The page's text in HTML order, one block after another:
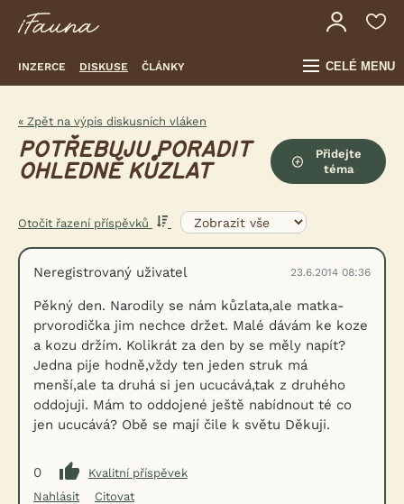
INZERCE DISKUSE ČLÁNKY CELÉ MENU
« Zpět na výpis diskusních vláken
POTŘEBUJU PORADIT
OHLEDNĚ KŮZLAT
Přidejte
téma
Otočit řazení příspěvků
Neregistrovaný uživatel 23.6.2014 08:36
Pěkný den. Narodily se nám kůzlata,ale matka-
prvorodička jim nechce držet. Malé dávám ke koze
a kozu držím. Kolikrát za den by se měly napít?
Jedna pije hodně,vždy ten jeden struk má
menší,ale ta druhá si jen ucucává,tak z druhého
oddojuji. Mám to oddojené ještě nabídnout té co
jen ucucává? Obě se mají čile k světu Děkuji.
0
Kvalitní příspěvek
Nahlásit
Citovat